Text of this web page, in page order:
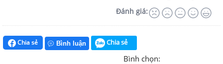
Đánh giá:
Chia sẻ Bình luận Chia sẻ
Bình chọn: